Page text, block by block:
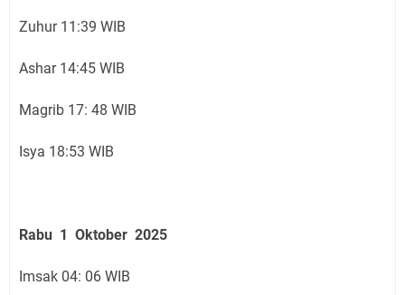
Zuhur 11:39 WIB
Ashar 14:45 WIB
Magrib 17: 48 WIB
Isya 18:53 WIB
Rabu 1 Oktober 2025
Imsak 04: 06 WIB